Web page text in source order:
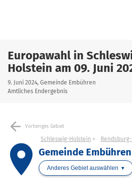
Europawahl in
Holstein am 09. Juni
9. Juni 2024, Gemeinde Embühren
Amtliches Endergebnis
arrow_back Vorheriges Gebiet
place
Schleswig-Holstein
Gemeinde Embühren
Anderes Gebiet auswählen